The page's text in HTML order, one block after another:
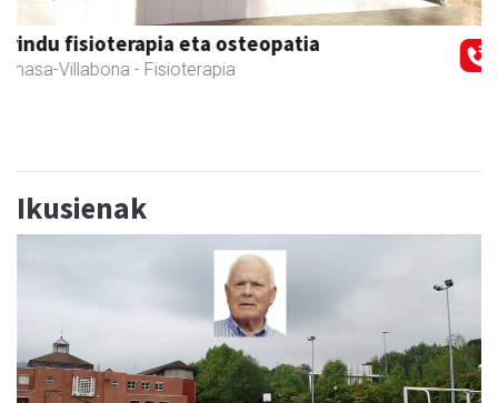
Fleming Herri Eskola
Amasa-Villabona - Hezkuntza
Ikusienak